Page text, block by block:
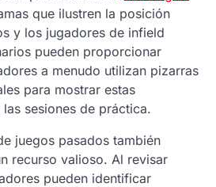
que ilustren la posición
y los jugadores de infield
pueden proporcionar
a menudo utilizan pizarras
para mostrar estas
sesiones de práctica.
juegos pasados también
recurso valioso. Al revisar
pueden identificar